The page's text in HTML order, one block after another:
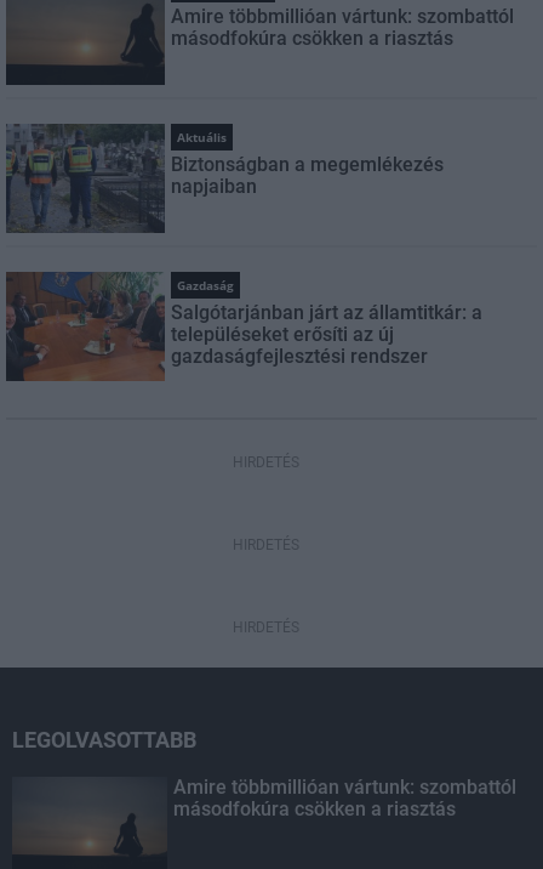
Amire többmillióan vártunk: szombattól
másodfokúra csökken a riasztás
Aktuális
Biztonságban a megemlékezés
napjaiban
Gazdaság
Salgótarjánban járt az államtitkár: a
településeket erősíti az új
gazdaságfejlesztési rendszer
HIRDETÉS
HIRDETÉS
HIRDETÉS
LEGOLVASOTTABB
Amire többmillióan vártunk: szombattól
másodfokúra csökken a riasztás